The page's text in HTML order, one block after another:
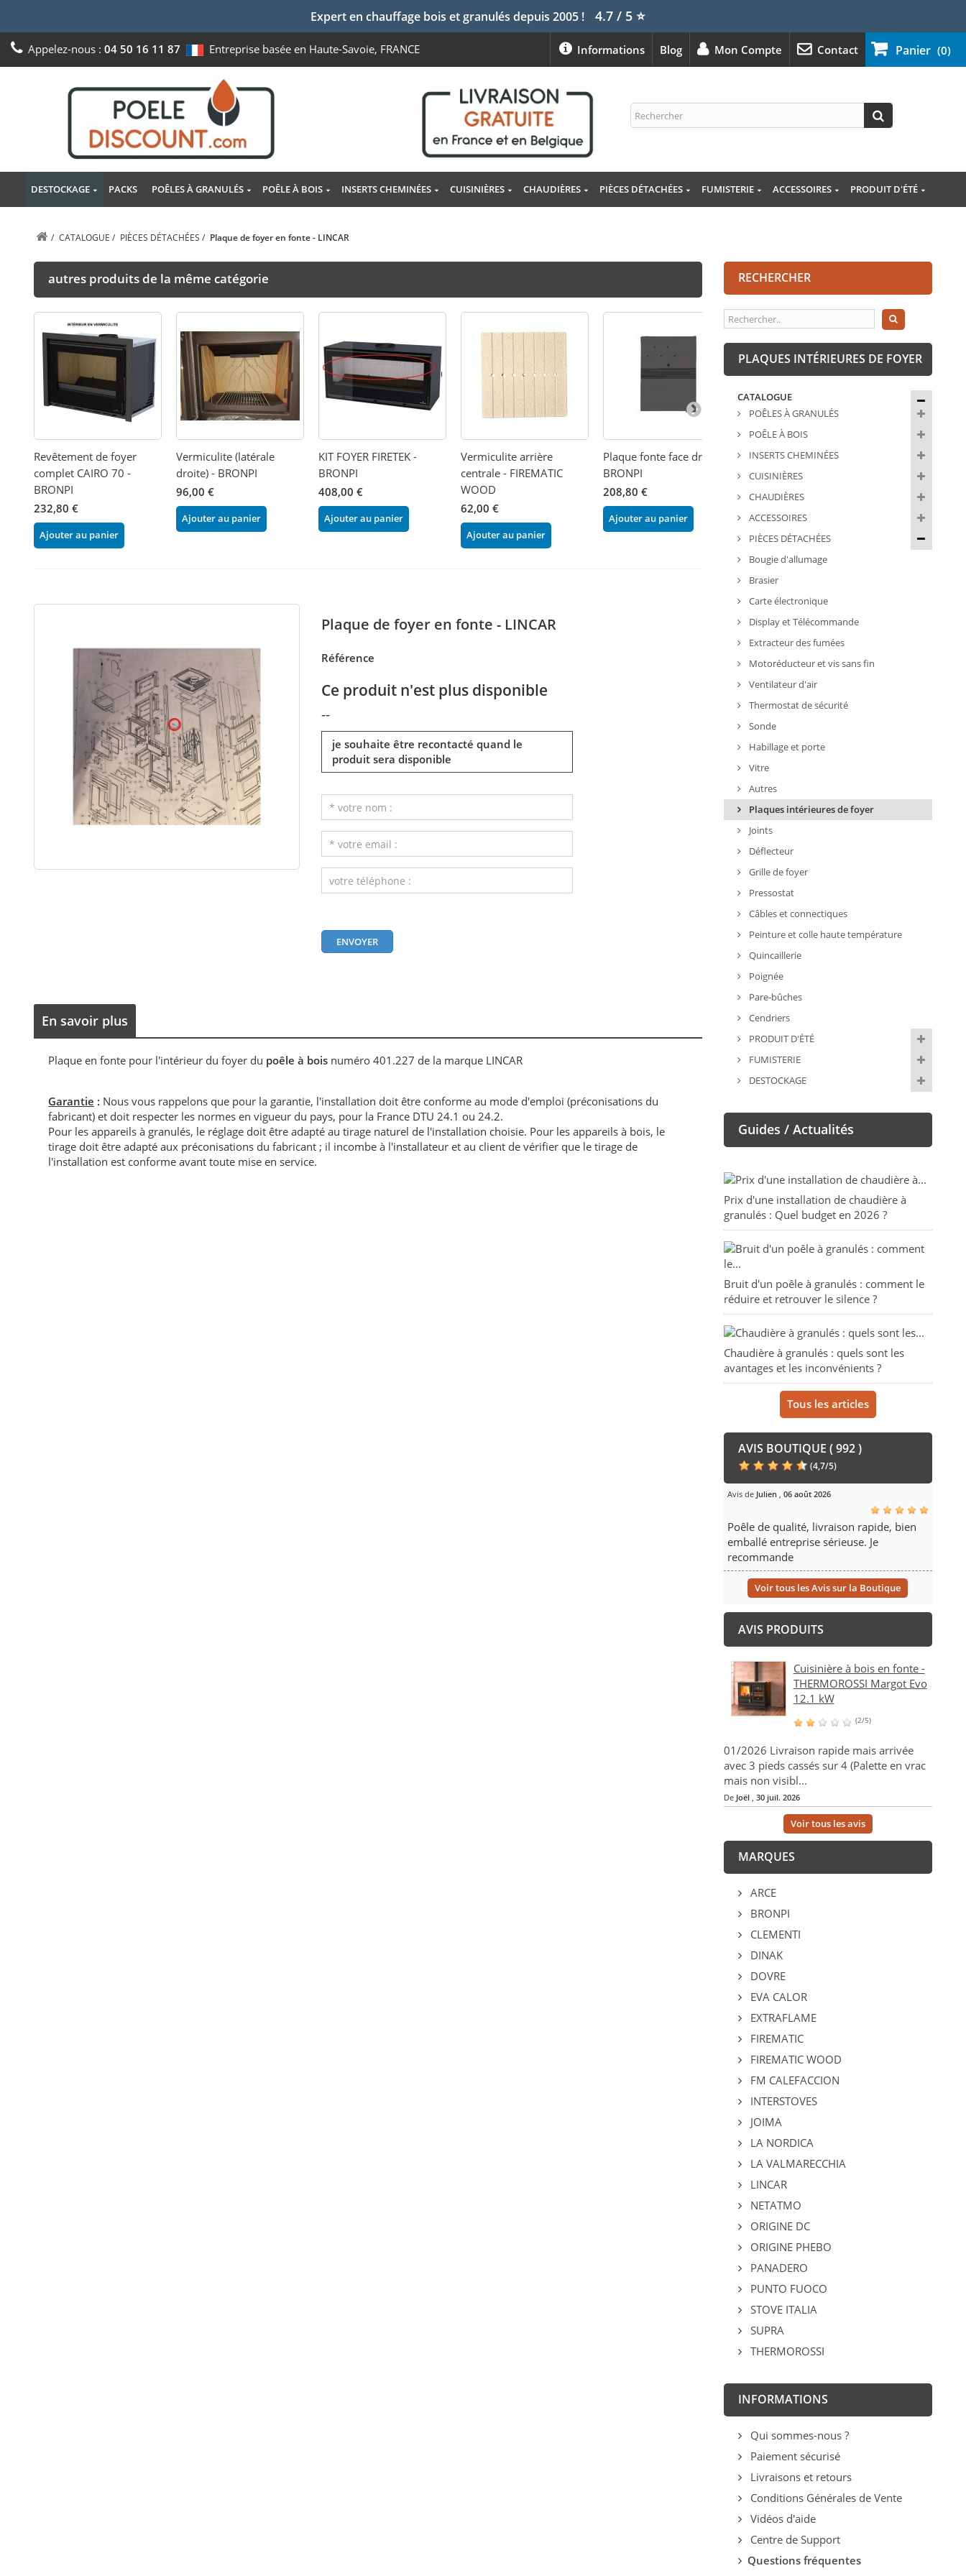
Expert en chauffage bois et granulés depuis 2005 ! 4.7 / 5⭐
Panier (0)
Appelez-nous : 04 50 16 11 87 Entreprise basée en Haute-Savoie, FRANCE Contact
Mon Compte
Blog
Informations
DESTOCKAGE PACKS POÊLES À GRANULÉS POÊLE À BOIS INSERTS CHEMINÉES CUISINIÈRES CHAUDIÈRES PIÈCES DÉTACHÉES FUMISTERIE ACCESSOIRES PRODUIT D'ÉTÉ
/ CATALOGUE / PIÈCES DÉTACHÉES / Plaque de foyer en fonte - LINCAR
autres produits de la même catégorie
Revêtement de foyer
complet CAIRO 70 -
BRONPI
232,80 €
Ajouter au panier
Vermiculite (latérale
droite) - BRONPI
96,00 €
Ajouter au panier
KIT FOYER FIRETEK -
BRONPI
408,00 €
Ajouter au panier
Vermiculite arrière
centrale - FIREMATIC
WOOD
62,00 €
Ajouter au panier
Plaque fonte face droite -
BRONPI
208,80 €
Ajouter au panier
KIT PLAQUES FOYER
FONTE - TORONTO-S -
FIREMATIC WOOD
Ajouter au panier
Plaque fonte
- BRONPI
208,80 €
Ajouter au
Plaque de foyer en fonte - LINCAR
Référence
Ce produit n'est plus disponible
--
je souhaite être recontacté quand le
produit sera disponible
En savoir plus
Plaque en fonte pour l'intérieur du foyer du poêle à bois numéro 401.227 de la marque LINCAR
Garantie : Nous vous rappelons que pour la garantie, l'installation doit être conforme au mode d'emploi (préconisations du
fabricant) et doit respecter les normes en vigueur du pays, pour la France DTU 24.1 ou 24.2.
Pour les appareils à granulés, le réglage doit être adapté au tirage naturel de l'installation choisie. Pour les appareils à bois, le
tirage doit être adapté aux préconisations du fabricant ; il incombe à l'installateur et au client de vérifier que le tirage de
l'installation est conforme avant toute mise en service.
RECHERCHER
PLAQUES INTÉRIEURES DE FOYER
CATALOGUE
POÊLES À GRANULÉS
POÊLE À BOIS
INSERTS CHEMINÉES
CUISINIÈRES
CHAUDIÈRES
ACCESSOIRES
PIÈCES DÉTACHÉES
Bougie d'allumage
Brasier
Carte électronique
Display et Télécommande
Extracteur des fumées
Motoréducteur et vis sans fin
Ventilateur d'air
Thermostat de sécurité
Sonde
Habillage et porte
Vitre
Autres
Plaques intérieures de foyer
Joints
Déflecteur
Grille de foyer
Pressostat
Câbles et connectiques
Peinture et colle haute température
Quincaillerie
Poignée
Pare-bûches
Cendriers
PRODUIT D'ÉTÉ
FUMISTERIE
DESTOCKAGE
Guides / Actualités
Prix d'une installation de chaudière à
granulés : Quel budget en 2026 ?
Bruit d'un poêle à granulés : comment le
réduire et retrouver le silence ?
Chaudière à granulés : quels sont les
avantages et les inconvénients ?
Tous les articles
AVIS BOUTIQUE ( 992 )
(4,7/5)
Avis de Julien, 06 août 2026
Poêle de qualité, livraison rapide, bien
emballé entreprise sérieuse. Je
recommande
Voir tous les Avis sur la Boutique
AVIS PRODUITS
Cuisinière à bois en fonte -
THERMOROSSI Margot Evo
12.1 kW
(2/5)
01/2026 Livraison rapide mais arrivée
avec 3 pieds cassés sur 4 (Palette en vrac
mais non visibl...
De Joël, 30 juil. 2026
Voir tous les avis
MARQUES
ARCE
BRONPI
CLEMENTI
DINAK
DOVRE
EVA CALOR
EXTRAFLAME
FIREMATIC
FIREMATIC WOOD
FM CALEFACCION
INTERSTOVES
JOIMA
LA NORDICA
LA VALMARECCHIA
LINCAR
NETATMO
ORIGINE DC
ORIGINE PHEBO
PANADERO
PUNTO FUOCO
STOVE ITALIA
SUPRA
THERMOROSSI
INFORMATIONS
Qui sommes-nous ?
Paiement sécurisé
Livraisons et retours
Conditions Générales de Vente
Vidéos d'aide
Centre de Support
Questions fréquentes